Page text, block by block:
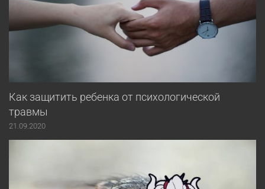
Как защитить ребенка от психологической
травмы
21.09.2020